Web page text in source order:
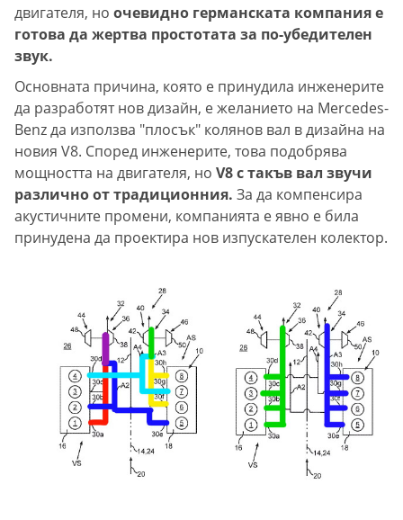
двигателя, но очевидно германската компания е
готова да жертва простотата за по-убедителен
звук.
Основната причина, която е принудила инженерите
да разработят нов дизайн, е желанието на Mercedes-
Benz да използва "плосък" колянов вал в дизайна на
новия V8. Според инженерите, това подобрява
мощността на двигателя, но V8 с такъв вал звучи
различно от традиционния. За да компенсира
акустичните промени, компанията е явно е била
принудена да проектира нов изпускателен колектор.